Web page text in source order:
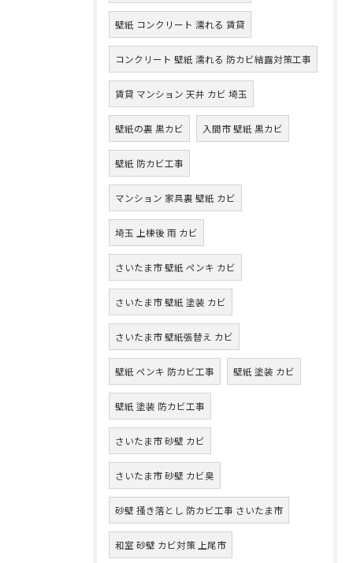
壁紙 コンクリート 濡れる 賃貸
コンクリート 壁紙 濡れる 防カビ結露対策工事
賃貸 マンション 天井 カビ 埼玉
壁紙の裏 黒カビ 入間市 壁紙 黒カビ
壁紙 防カビ工事
マンション 家具裏 壁紙 カビ
埼玉 上棟後 雨 カビ
さいたま市 壁紙 ペンキ カビ
さいたま市 壁紙 塗装 カビ
さいたま市 壁紙張替え カビ
壁紙 ペンキ 防カビ工事 壁紙 塗装 カビ
壁紙 塗装 防カビ工事
さいたま市 砂壁 カビ
さいたま市 砂壁 カビ臭
砂壁 掻き落とし 防カビ工事 さいたま市
和室 砂壁 カビ対策 上尾市